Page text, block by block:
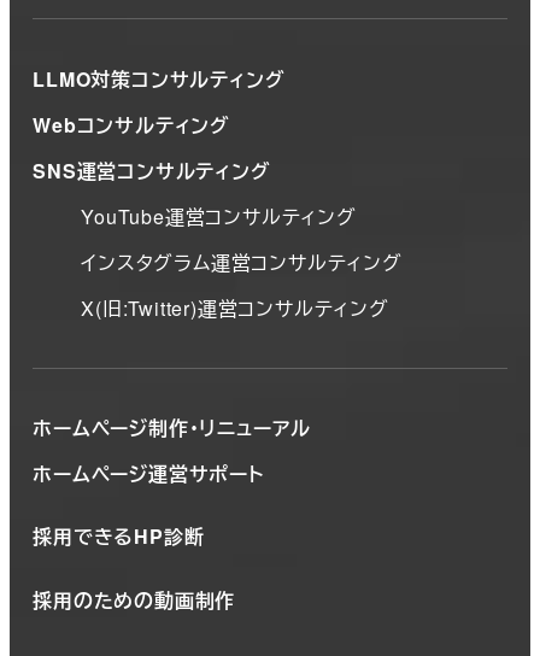
LLMO対策コンサルティング
Webコンサルティング
SNS運営コンサルティング
YouTube運営コンサルティング
インスタグラム運営コンサルティング
X(旧:Twitter)運営コンサルティング
ホームページ制作・リニューアル
ホームページ運営サポート
採用できるHP診断
採用のための動画制作